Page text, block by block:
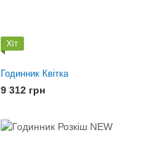
Хіт
Годинник Квітка
9 312 грн